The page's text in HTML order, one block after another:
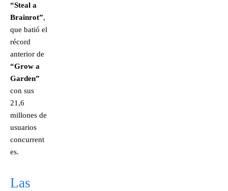
“Steal a
Brainrot”,
que batió el
récord
anterior de
“Grow a
Garden”
con sus
21,6
millones de
usuarios
concurrent
es.
Las